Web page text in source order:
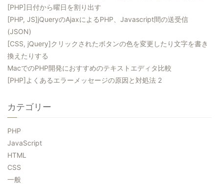
[PHP]日付から曜日を割り出す
[PHP, JS]jQueryのAjaxによるPHP、Javascript間の送受信
(JSON)
[CSS, jQuery]クリックされたボタンの色を変更したり文字を書き
換えたりする
MacでのPHP開発におすすめのテキストエディタ比較
[PHP]よくあるエラーメッセージの原因と対処法 2
カテゴリー
PHP
JavaScript
HTML
CSS
一般